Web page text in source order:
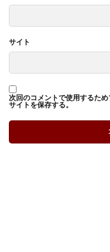
サイト
次回のコメントで使用するた
サイトを保存する。